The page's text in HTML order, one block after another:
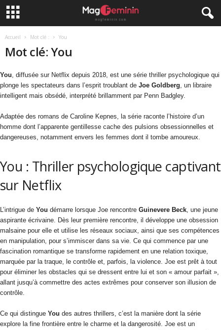
Accueil Mot clé : You
Mot clé: You
You, diffusée sur Netflix depuis 2018, est une série thriller psychologique qui
plonge les spectateurs dans l’esprit troublant de Joe Goldberg, un libraire
intelligent mais obsédé, interprété brillamment par Penn Badgley.
Adaptée des romans de Caroline Kepnes, la série raconte l’histoire d’un
homme dont l’apparente gentillesse cache des pulsions obsessionnelles et
dangereuses, notamment envers les femmes dont il tombe amoureux.
You : Thriller psychologique captivant
sur Netflix
L’intrigue de You démarre lorsque Joe rencontre Guinevere Beck, une jeune
aspirante écrivaine. Dès leur première rencontre, il développe une obsession
malsaine pour elle et utilise les réseaux sociaux, ainsi que ses compétences
en manipulation, pour s’immiscer dans sa vie. Ce qui commence par une
fascination romantique se transforme rapidement en une relation toxique,
marquée par la traque, le contrôle et, parfois, la violence. Joe est prêt à tout
pour éliminer les obstacles qui se dressent entre lui et son « amour parfait »,
allant jusqu’à commettre des actes extrêmes pour conserver son illusion de
contrôle.
Ce qui distingue You des autres thrillers, c’est la manière dont la série
explore la fine frontière entre le charme et la dangerosité. Joe est un